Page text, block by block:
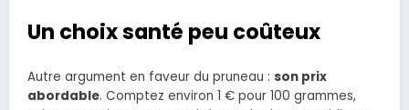
Un choix santé peu coûteux
Autre argument en faveur du pruneau : son prix
abordable. Comptez environ 1 € pour 100 grammes,